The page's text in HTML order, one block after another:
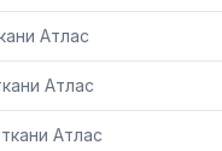
Атлас
Атлас
Атлас